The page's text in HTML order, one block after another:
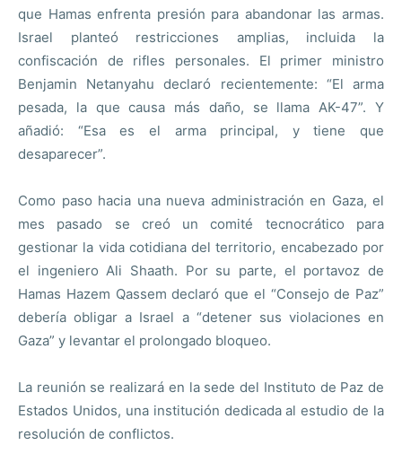
que Hamas enfrenta presión para abandonar las armas.
Israel planteó restricciones amplias, incluida la
confiscación de rifles personales. El primer ministro
Benjamin Netanyahu declaró recientemente: “El arma
pesada, la que causa más daño, se llama AK-47”. Y
añadió: “Esa es el arma principal, y tiene que
desaparecer”.
Como paso hacia una nueva administración en Gaza, el
mes pasado se creó un comité tecnocrático para
gestionar la vida cotidiana del territorio, encabezado por
el ingeniero Ali Shaath. Por su parte, el portavoz de
Hamas Hazem Qassem declaró que el “Consejo de Paz”
debería obligar a Israel a “detener sus violaciones en
Gaza” y levantar el prolongado bloqueo.
La reunión se realizará en la sede del Instituto de Paz de
Estados Unidos, una institución dedicada al estudio de la
resolución de conflictos.